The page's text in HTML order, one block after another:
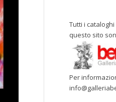
Tutti i
questo sito
Per